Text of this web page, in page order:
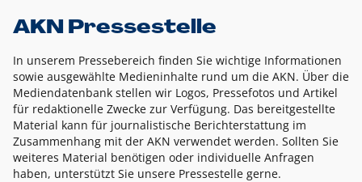
AKN Pressestelle
In unserem Pressebereich finden Sie wichtige Informationen
sowie ausgewählte Medieninhalte rund um die AKN. Über die
Mediendatenbank stellen wir Logos, Pressefotos und Artikel
für redaktionelle Zwecke zur Verfügung. Das bereitgestellte
Material kann für journalistische Berichterstattung im
Zusammenhang mit der AKN verwendet werden. Sollten Sie
weiteres Material benötigen oder individuelle Anfragen
haben, unterstützt Sie unsere Pressestelle gerne.